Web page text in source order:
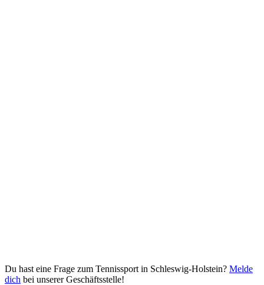
Du hast eine Frage zum Tennissport in Schleswig-Holstein? Melde
dich bei unserer Geschäftsstelle!